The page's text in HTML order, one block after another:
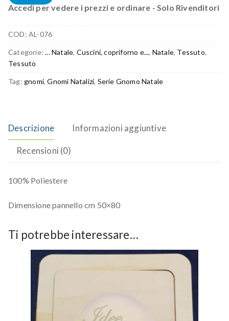
Accedi per vedere i prezzi e ordinare - Solo Rivenditori
COD: AL-076
Categorie:... Natale, Cuscini, copriforno e..., Natale, Tessuto,
Tessuto
Tag: gnomi,Gnomi Natalizi, Serie Gnomo Natale
Descrizione Informazioni aggiuntive
Recensioni (0)
100% Poliestere
Dimensione pannello cm 50×80
Ti potrebbe interessare…